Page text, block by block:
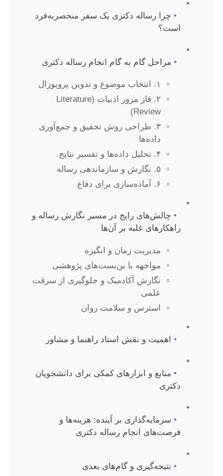
• چرا رساله دکتری یک سفر منحصربه‌فرد
است؟
• مراحل گام به گام انجام رساله دکتری
۱. انتخاب موضوع و تدوین پروپوزال
۲. فاز مرور ادبیات (Literature
Review)
۳. طراحی روش تحقیق و جمع‌آوری
داده‌ها
۴. تحلیل داده‌ها و تفسیر نتایج
۵. نگارش و سازماندهی رساله
۶. آماده‌سازی برای دفاع
• چالش‌های رایج در مسیر نگارش رساله و
راهکارهای غلبه بر آن‌ها
مدیریت زمان و انگیزه
مواجهه با بن‌بست‌های پژوهشی
نگارش آکادمیک و جلوگیری از سرقت
علمی
استرس و سلامت روان
• اهمیت و نقش استاد راهنما و مشاور
• منابع و ابزارهای کمکی برای دانشجویان
دکتری
• سرمایه‌گذاری بر آینده: هزینه‌ها و
فرصت‌های انجام رساله دکتری
• نتیجه‌گیری و گام‌های بعدی